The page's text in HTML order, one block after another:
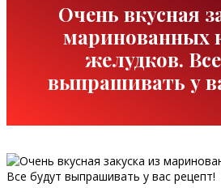
Очень вкусная
маринованных
желудков.
выпрашивать у